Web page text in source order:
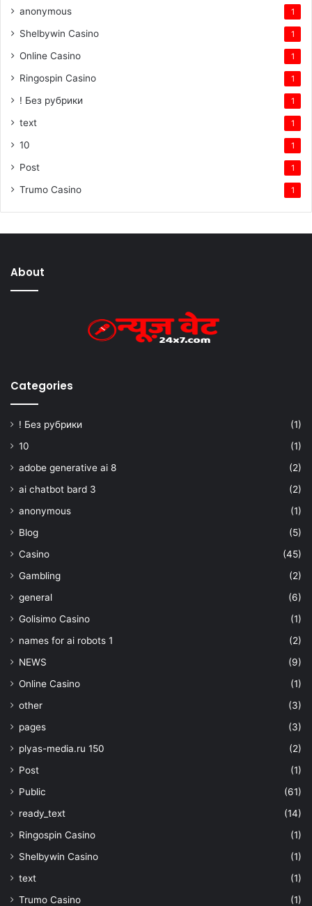
anonymous 1
Shelbywin Casino 1
Online Casino 1
Ringospin Casino 1
! Без рубрики 1
text 1
10 1
Post 1
Trumo Casino 1
About
Categories
! Без рубрики
(1)
10
(1)
adobe generative ai 8
(2)
ai chatbot bard 3
(2)
anonymous
(1)
Blog
(5)
Casino
(45)
Gambling
(2)
general
(6)
Golisimo Casino
(1)
names for ai robots 1
(2)
NEWS
(9)
Online Casino
(1)
other
(3)
pages
(3)
plyas-media.ru 150
(2)
Post
(1)
Public
(61)
ready_text
(14)
Ringospin Casino
(1)
Shelbywin Casino
(1)
text
(1)
Trumo Casino
(1)